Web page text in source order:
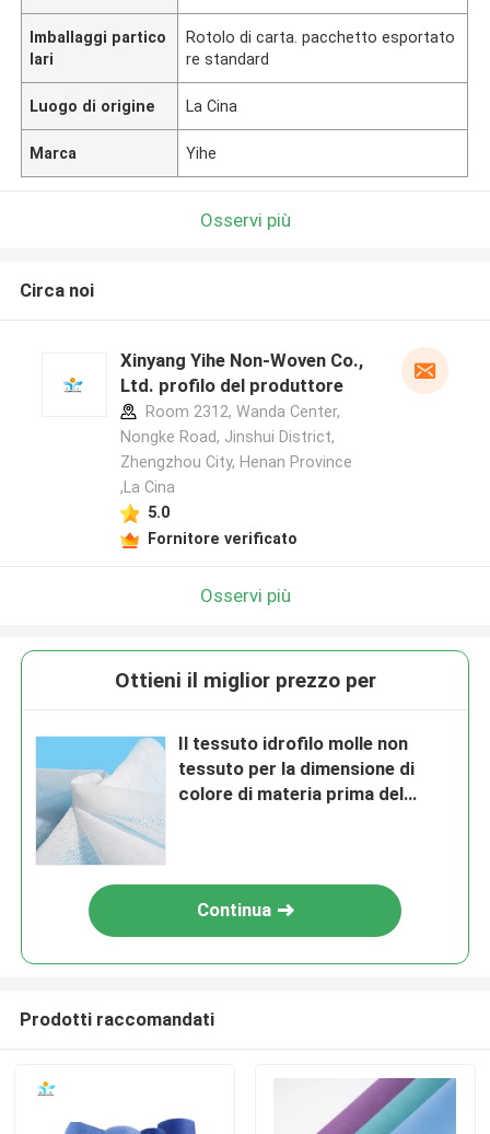
Imballaggi partico
lari
Rotolo di carta. pacchetto esportato
re standard
Luogo di origine La Cina
Marca Yihe
Osservi più
Circa noi
Xinyang Yihe Non-Woven Co.,
Ltd. profilo del produttore
Room 2312, Wanda Center,
Nongke Road, Jinshui District,
Zhengzhou City, Henan Province
,La Cina
5.0
Fornitore verificato
Osservi più
Ottieni il miglior prezzo per
Il tessuto idrofilo molle non
tessuto per la dimensione di
colore di materia prima del
Continua
Prodotti raccomandati